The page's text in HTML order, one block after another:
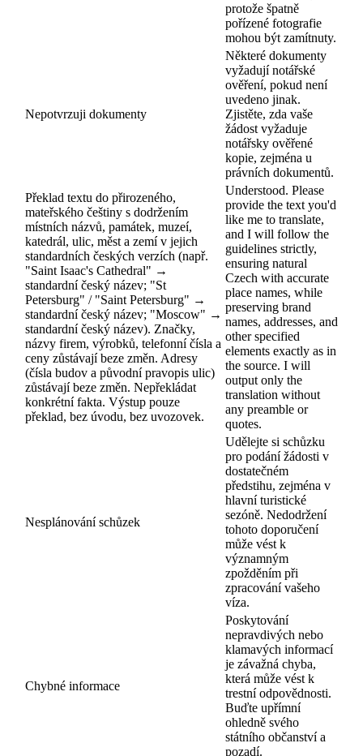
protože špatně
pořízené fotografie
mohou být zamítnuty.
Nepotvrzuji dokumenty
Některé dokumenty
vyžadují notářské
ověření, pokud není
uvedeno jinak.
Zjistěte, zda vaše
žádost vyžaduje
notářsky ověřené
kopie, zejména u
právních dokumentů.
Překlad textu do přirozeného,
mateřského češtiny s dodržením
místních názvů, památek, muzeí,
katedrál, ulic, měst a zemí v jejich
standardních českých verzích (např.
"Saint Isaac's Cathedral" →
standardní český název; "St
Petersburg" / "Saint Petersburg" →
standardní český název; "Moscow" →
standardní český název). Značky,
názvy firem, výrobků, telefonní čísla a
ceny zůstávají beze změn. Adresy
(čísla budov a původní pravopis ulic)
zůstávají beze změn. Nepřekládat
konkrétní fakta. Výstup pouze
překlad, bez úvodu, bez uvozovek.
Understood. Please
provide the text you'd
like me to translate,
and I will follow the
guidelines strictly,
ensuring natural
Czech with accurate
place names, while
preserving brand
names, addresses, and
other specified
elements exactly as in
the source. I will
output only the
translation without
any preamble or
quotes.
Nesplánování schůzek
Udělejte si schůzku
pro podání žádosti v
dostatečném
předstihu, zejména v
hlavní turistické
sezóně. Nedodržení
tohoto doporučení
může vést k
významným
zpožděním při
zpracování vašeho
víza.
Chybné informace
Poskytování
nepravdivých nebo
klamavých informací
je závažná chyba,
která může vést k
trestní odpovědnosti.
Buďte upřímní
ohledně svého
státního občanství a
pozadí.